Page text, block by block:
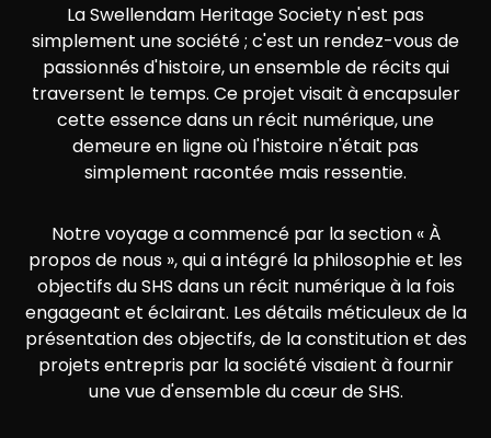
La Swellendam Heritage Society n'est pas
simplement une société ; c'est un rendez-vous de
passionnés d'histoire, un ensemble de récits qui
traversent le temps. Ce projet visait à encapsuler
cette essence dans un récit numérique, une
demeure en ligne où l'histoire n'était pas
simplement racontée mais ressentie.
Notre voyage a commencé par la section « À
propos de nous », qui a intégré la philosophie et les
objectifs du SHS dans un récit numérique à la fois
engageant et éclairant. Les détails méticuleux de la
présentation des objectifs, de la constitution et des
projets entrepris par la société visaient à fournir
une vue d'ensemble du cœur de SHS.